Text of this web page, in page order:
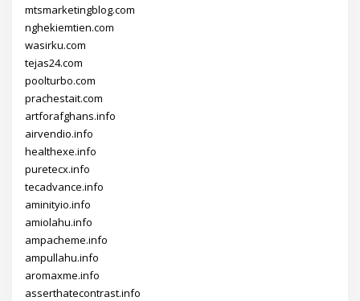
mtsmarketingblog.com
nghekiemtien.com
wasirku.com
tejas24.com
poolturbo.com
prachestait.com
artforafghans.info
airvendio.info
healthexe.info
puretecx.info
tecadvance.info
aminityio.info
amiolahu.info
ampacheme.info
ampullahu.info
aromaxme.info
asserthatecontrast.info